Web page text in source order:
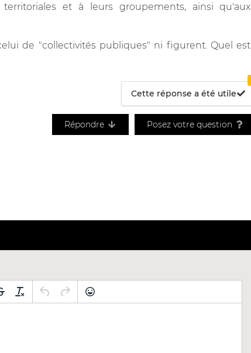
et à leurs groupements, ainsi qu'aux
de "collectivités publiques" ni figurent. Quel est
Cette réponse a été utile
Répondre Posez votre question